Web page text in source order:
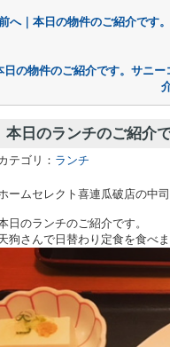
へ｜本日の物件のご紹介です
日の物件のご紹介です。サニ
本日のランチのご紹介で
テゴリ： ランチ
ームセレクト喜連瓜破店の中司
日のランチのご紹介です。
狗さんで日替わり定食を食べま